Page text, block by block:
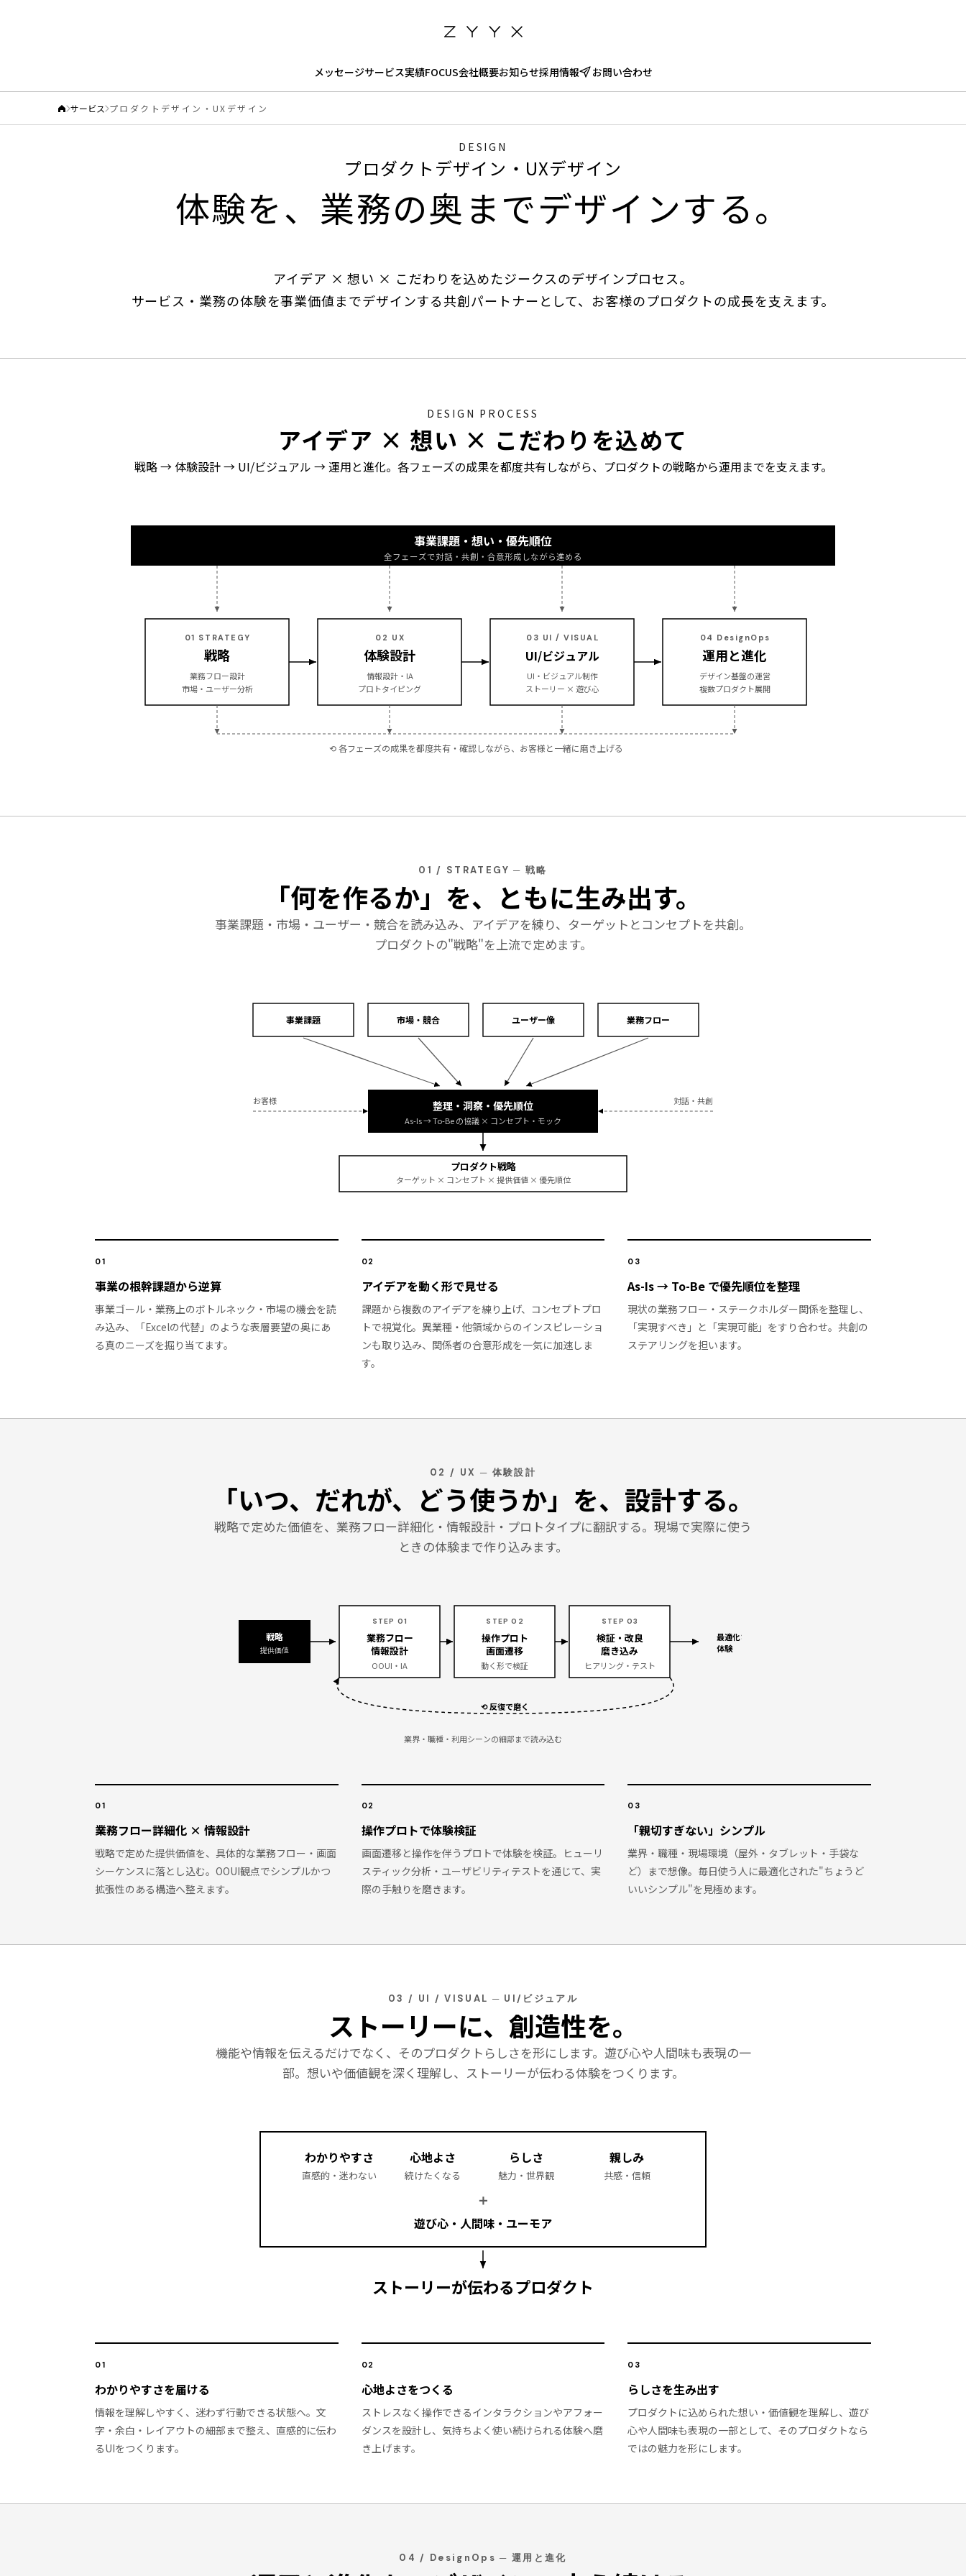
メッセージサービス実績FOCUS会社概要お知らせ採用情報 お問い合わせ
サービス プロダクトデザイン・UXデザイン
DESIGN
プロダクトデザイン・UXデザイン
体験を、業務の奥までデザインする。
アイデア × 想い × こだわりを込めたジークスのデザインプロセス。
サービス・業務の体験を事業価値までデザインする共創パートナーとして、お客様のプロダクトの成長を支えます。
DESIGN PROCESS
アイデア × 想い × こだわりを込めて
戦略 → 体験設計 → UI/ビジュアル → 運用と進化。各フェーズの成果を都度共有しながら、プロダクトの戦略から運用までを支えます。
事業課題・想い・優先順位
全フェーズで対話・共創・合意形成しながら進める
01 STRATEGY
戦略
業務フロー設計
市場・ユーザー分析
02 UX
体験設計
情報設計・IA
プロトタイピング
03 UI / VISUAL
UI/ビジュアル
UI・ビジュアル制作
ストーリー × 遊び心
04 DesignOps
運用と進化
デザイン基盤の運営
複数プロダクト展開
⟲ 各フェーズの成果を都度共有・確認しながら、お客様と一緒に磨き上げる
01 / STRATEGY ─ 戦略
「何を作るか」を、ともに生み出す。
事業課題・市場・ユーザー・競合を読み込み、アイデアを練り、ターゲットとコンセプトを共創。
プロダクトの"戦略"を上流で定めます。
事業課題 市場・競合 ユーザー像 業務フロー
整理・洞察・優先順位
As-Is → To-Be の協議 × コンセプト・モック
お客様 対話・共創
プロダクト戦略
ターゲット × コンセプト × 提供価値 × 優先順位
01
事業の根幹課題から逆算
事業ゴール・業務上のボトルネック・市場の機会を読
み込み、「Excelの代替」のような表層要望の奥にあ
る真のニーズを掘り当てます。
02
アイデアを動く形で見せる
課題から複数のアイデアを練り上げ、コンセプトプロ
トで視覚化。異業種・他領域からのインスピレーショ
ンも取り込み、関係者の合意形成を一気に加速しま
す。
03
As-Is → To-Be で優先順位を整理
現状の業務フロー・ステークホルダー関係を整理し、
「実現すべき」と「実現可能」をすり合わせ。共創の
ステアリングを担います。
02 / UX ─ 体験設計
「いつ、だれが、どう使うか」を、設計する。
戦略で定めた価値を、業務フロー詳細化・情報設計・プロトタイプに翻訳する。現場で実際に使う
ときの体験まで作り込みます。
戦略
提供価値
STEP 01
業務フロー
情報設計
OOUI・IA
STEP 02
操作プロト
画面遷移
動く形で検証
STEP 03
検証・改良
磨き込み
ヒアリング・テスト
⟲ 反復で磨く
最適化された
体験
業界・職種・利用シーンの細部まで読み込む
01
業務フロー詳細化 × 情報設計
戦略で定めた提供価値を、具体的な業務フロー・画面
シーケンスに落とし込む。OOUI観点でシンプルかつ
拡張性のある構造へ整えます。
02
操作プロトで体験検証
画面遷移と操作を伴うプロトで体験を検証。ヒューリ
スティック分析・ユーザビリティテストを通じて、実
際の手触りを磨きます。
03
「親切すぎない」シンプル
業界・職種・現場環境（屋外・タブレット・手袋な
ど）まで想像。毎日使う人に最適化された"ちょうど
いいシンプル"を見極めます。
03 / UI / VISUAL ─ UI/ビジュアル
ストーリーに、創造性を。
機能や情報を伝えるだけでなく、そのプロダクトらしさを形にします。遊び心や人間味も表現の一
部。想いや価値観を深く理解し、ストーリーが伝わる体験をつくります。
わかりやすさ 心地よさ らしさ 親しみ
直感的・迷わない 続けたくなる 魅力・世界観 共感・信頼
＋
遊び心・人間味・ユーモア
ストーリーが伝わるプロダクト
01
わかりやすさを届ける
情報を理解しやすく、迷わず行動できる状態へ。文
字・余白・レイアウトの細部まで整え、直感的に伝わ
るUIをつくります。
02
心地よさをつくる
ストレスなく操作できるインタラクションやアフォー
ダンスを設計し、気持ちよく使い続けられる体験へ磨
き上げます。
03
らしさを生み出す
プロダクトに込められた想い・価値観を理解し、遊び
心や人間味も表現の一部として、そのプロダクトなら
ではの魅力を形にします。
04 / DesignOps ─ 運用と進化